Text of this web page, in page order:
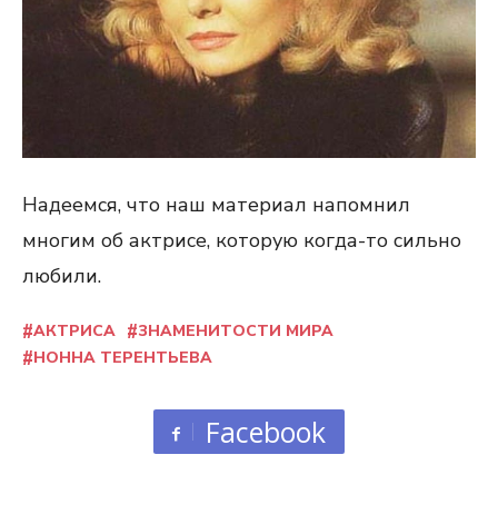
Надеемся, что наш материал напомнил
многим об актрисе, которую когда-то сильно
любили.
АКТРИСА
ЗНАМЕНИТОСТИ МИРА
НОННА ТЕРЕНТЬЕВА
Facebook